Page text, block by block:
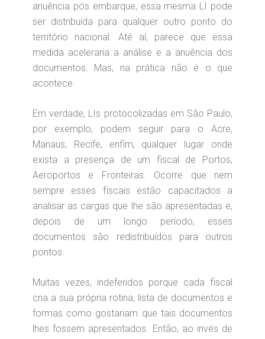
anuência pós embarque, essa mesma LI pode
ser distribuída para qualquer outro ponto do
território nacional. Até aí, parece que essa
medida aceleraria a análise e a anuência dos
documentos. Mas, na prática não é o que
acontece.
Em verdade, LIs protocolizadas em São Paulo,
por exemplo, podem seguir para o Acre,
Manaus, Recife, enfim, qualquer lugar onde
exista a presença de um fiscal de Portos,
Aeroportos e Fronteiras. Ocorre que nem
sempre esses fiscais estão capacitados a
analisar as cargas que lhe são apresentadas e,
depois de um longo período, esses
documentos são redistribuídos para outros
pontos.
Muitas vezes, indeferidos porque cada fiscal
cria a sua própria rotina, lista de documentos e
formas como gostariam que tais documentos
lhes fossem apresentados. Então, ao invés de